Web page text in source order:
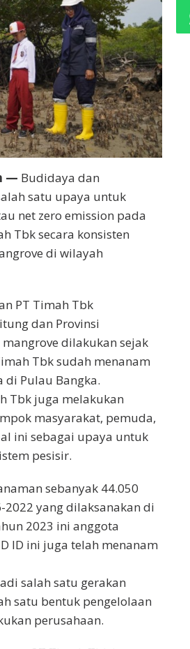
— Budidaya dan
satu upaya untuk
net zero emission pada
Tbk secara konsisten
di wilayah
PT Timah Tbk
dan Provinsi
dilakukan sejak
Tbk sudah menanam
di Pulau Bangka.
Tbk juga melakukan
masyarakat, pemuda,
ini sebagai upaya untuk
pesisir.
sebanyak 44.050
yang dilaksanakan di
2023 ini anggota
ID ini juga telah menanam
salah satu gerakan
satu bentuk pengelolaan
perusahaan.